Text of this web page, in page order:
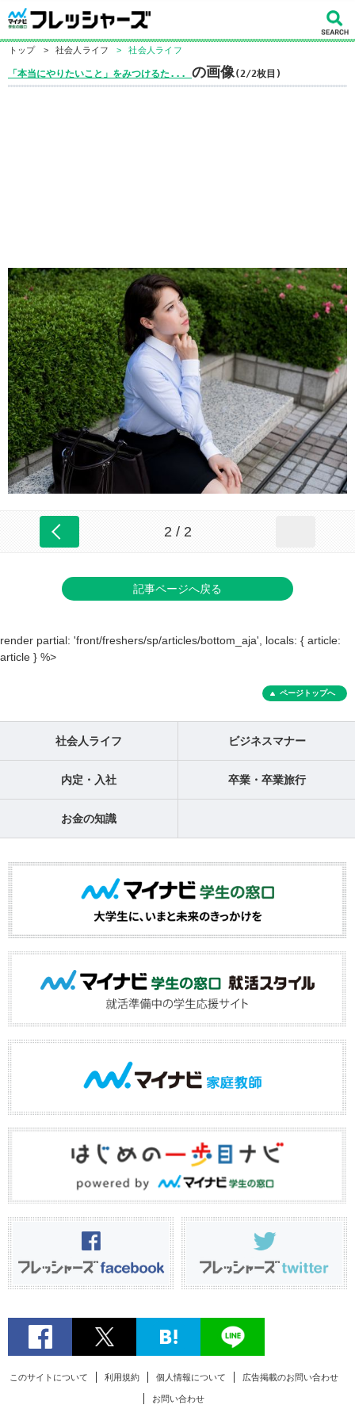
トップ > 社会人ライフ > 社会人ライフ
「本当にやりたいこと」をみつけるた... の画像(2/2枚目)
2 / 2
記事ページへ戻る
render partial: 'front/freshers/sp/articles/bottom_aja', locals: { article:
article } %>
ページトップへ
社会人ライフ ビジネスマナー
内定・入社 卒業・卒業旅行
お金の知識
このサイトについて 利用規約 個人情報について 広告掲載のお問い合わせ
お問い合わせ